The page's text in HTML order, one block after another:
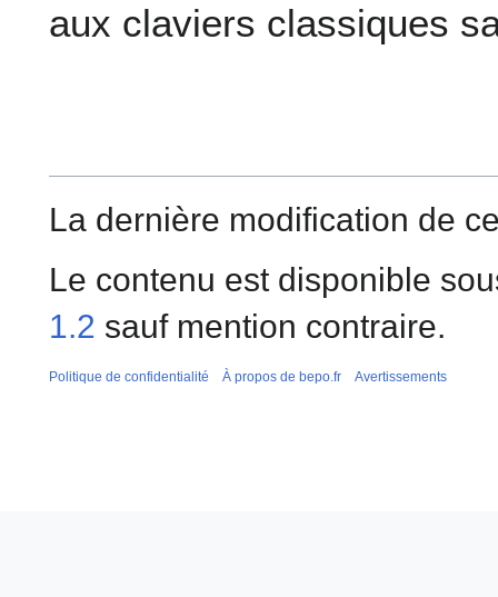
aux claviers classiques
La dernière modification de
Le contenu est disponible
1.2 sauf mention contraire.
Politique de confidentialité À propos de bepo.fr Avertissements